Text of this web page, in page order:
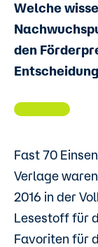
Welche
den
Fast 70
Verlage
2016 in der
Lesestoff für
Favoriten für